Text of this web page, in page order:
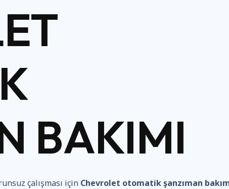
BAKIMI
çalışması için Chevrolet otomatik şanzıman